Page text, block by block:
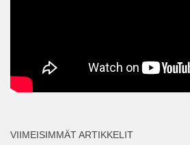
VIIMEISIMMÄT ARTIKKELIT